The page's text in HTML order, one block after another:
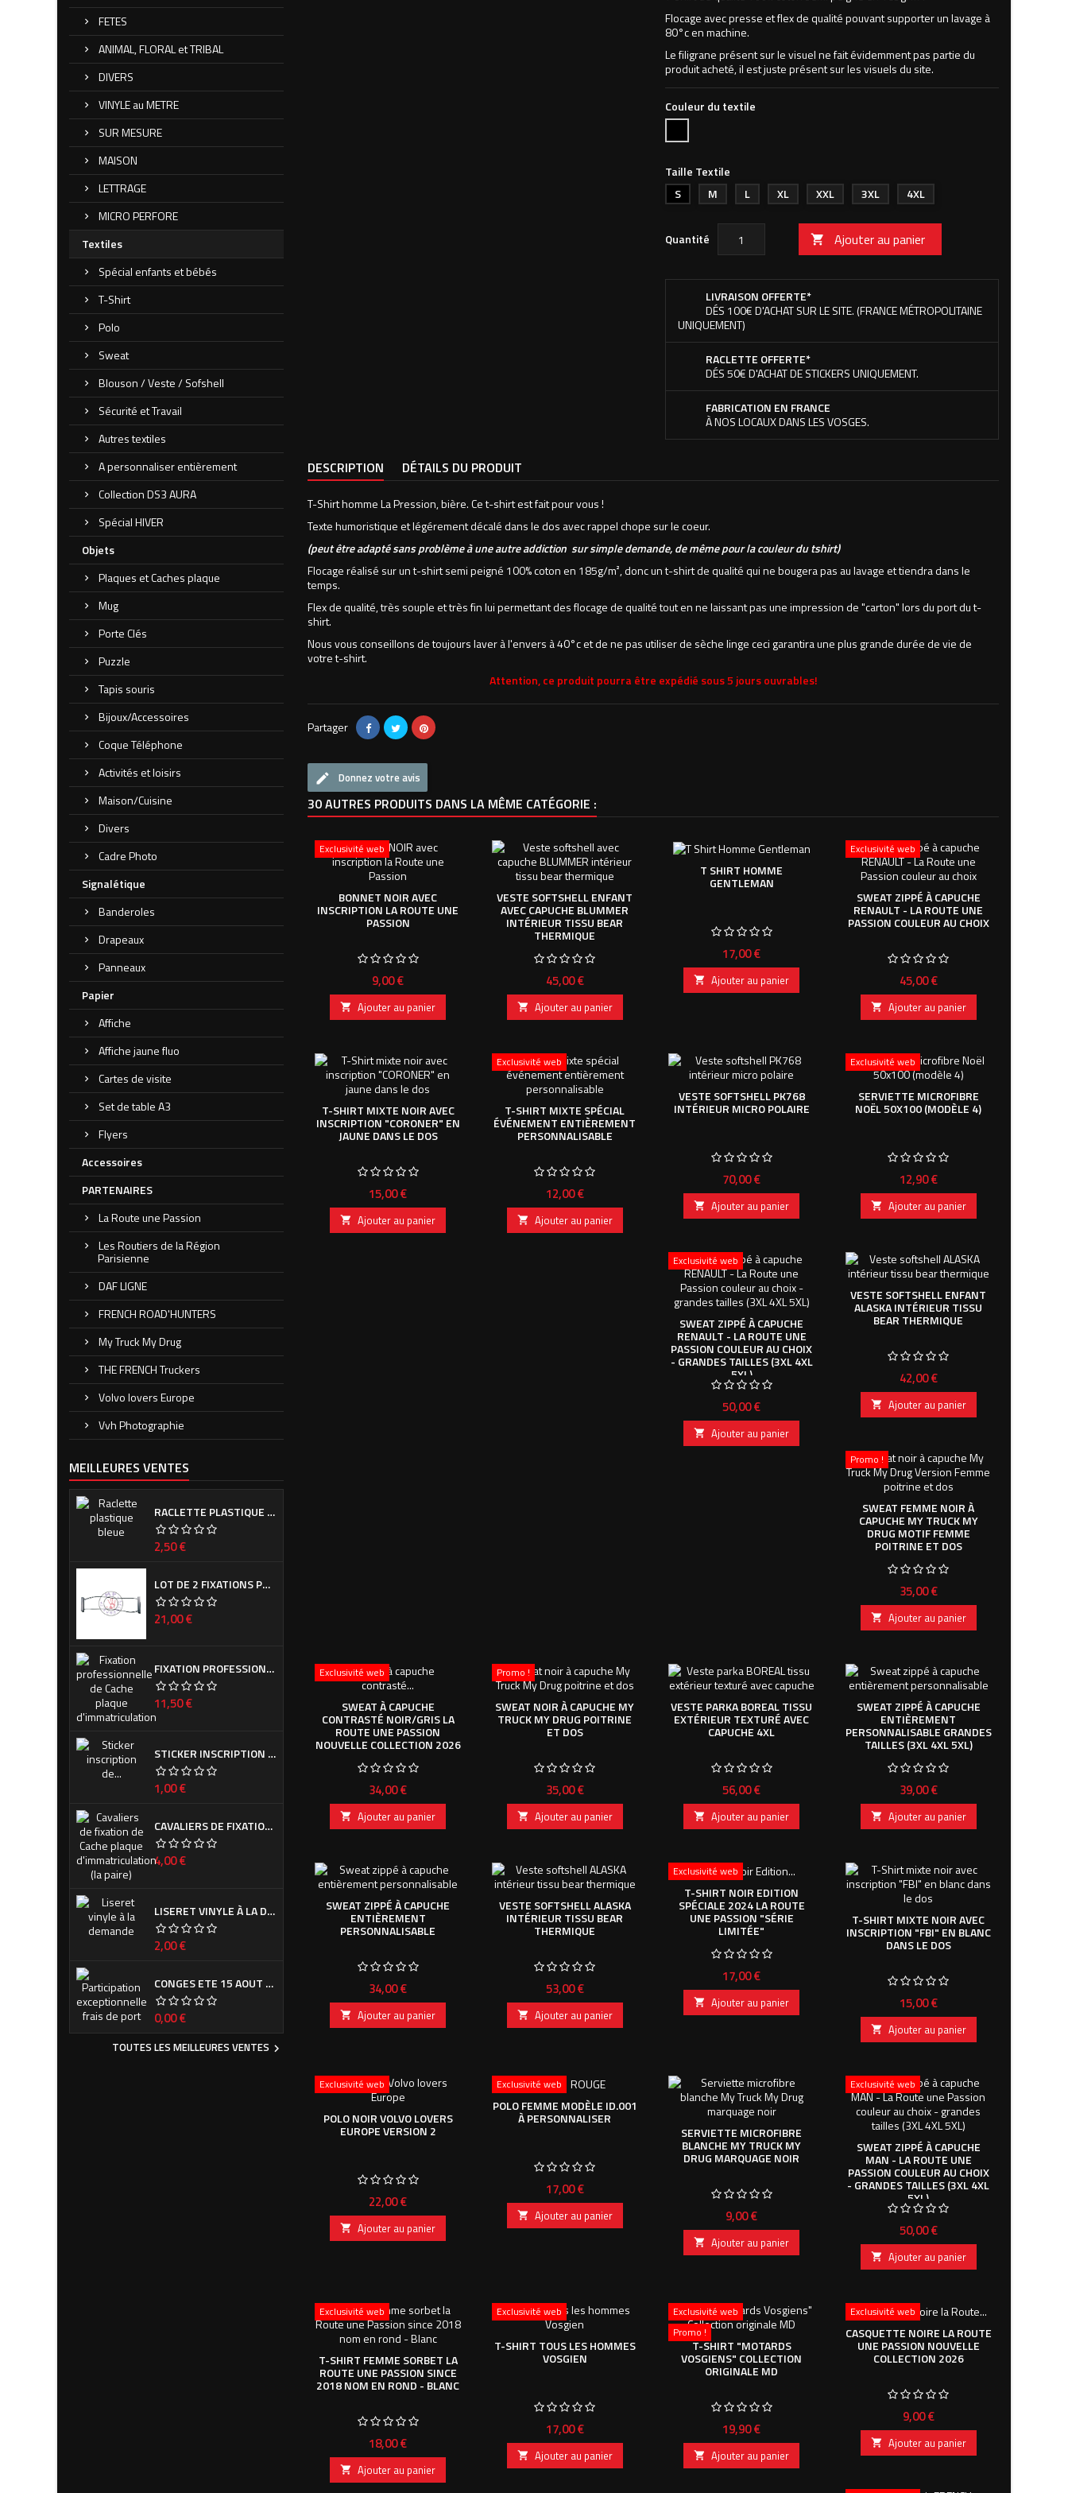
FETES
ANIMAL, FLORAL et TRIBAL
DIVERS
VINYLE au METRE
SUR MESURE
MAISON
LETTRAGE
MICRO PERFORE
Textiles
Spécial enfants et bébés
T-Shirt
Polo
Sweat
Blouson / Veste / Sofshell
Sécurité et Travail
Autres textiles
A personnaliser entièrement
Collection DS3 AURA
Spécial HIVER
Objets
Plaques et Caches plaque
Mug
Porte Clés
Puzzle
Tapis souris
Bijoux/Accessoires
Coque Téléphone
Activités et loisirs
Maison/Cuisine
Divers
Cadre Photo
Signalétique
Banderoles
Drapeaux
Panneaux
Papier
Affiche
Affiche jaune fluo
Cartes de visite
Set de table A3
Flyers
Accessoires
PARTENAIRES
La Route une Passion
Les Routiers de la Région
Parisienne
DAF LIGNE
FRENCH ROAD'HUNTERS
My Truck My Drug
THE FRENCH Truckers
Volvo lovers Europe
Vvh Photographie
MEILLEURES VENTES
RACLETTE PLASTIQUE BLEUE (OU VERTE SUIVANT ARRIVAGE)
Prix
2,50 €
LOT DE 2 FIXATIONS PROFESSIONNELLES DE CACHE PLAQUE D'IMMATRICULATION
Prix
21,00 €
FIXATION PROFESSIONNELLE DE CACHE PLAQUE D'IMMATRICULATION
Prix
11,50 €
STICKER INSCRIPTION DE CALANDRE PEUGEOT POUR 308 PHASE I ET II
Prix
1,00 €
CAVALIERS DE FIXATION DE CACHE PLAQUE D'IMMATRICULATION (LA PAIRE)
Prix
4,00 €
LISERET VINYLE À LA DEMANDE
Prix
2,00 €
CONGES ETE 15 AOUT - 7 SEPTEMBRE
Prix
0,00 €
TOUTES LES MEILLEURES VENTES 
Flocage avec presse et flex de qualité pouvant supporter un lavage à
80°c en machine.
Le filigrane présent sur le visuel ne fait évidemment pas partie du
produit acheté, il est juste présent sur les visuels du site.
Couleur du textile
Taille Textile
S
M L XL XXL 3XL 4XL
Quantité  Ajouter au panier
LIVRAISON OFFERTE*
DÉS 100€ D'ACHAT SUR LE SITE. (FRANCE MÉTROPOLITAINE
UNIQUEMENT)
RACLETTE OFFERTE*
DÉS 50€ D'ACHAT DE STICKERS UNIQUEMENT.
FABRICATION EN FRANCE
À NOS LOCAUX DANS LES VOSGES.
DESCRIPTION DÉTAILS DU PRODUIT
T-Shirt homme La Pression, bière. Ce t-shirt est fait pour vous !
Texte humoristique et légérement décalé dans le dos avec rappel chope sur le coeur.
(peut être adapté sans problème à une autre addiction sur simple demande, de même pour la couleur du tshirt)
Flocage réalisé sur un t-shirt semi peigné 100% coton en 185g/m², donc un t-shirt de qualité qui ne bougera pas au lavage et tiendra dans le
temps.
Flex de qualité, très souple et très fin lui permettant des flocage de qualité tout en ne laissant pas une impression de "carton" lors du port du t-
shirt.
Nous vous conseillons de toujours laver à l'envers à 40°c et de ne pas utiliser de sèche linge ceci garantira une plus grande durée de vie de
votre t-shirt.
Attention, ce produit pourra être expédié sous 5 jours ouvrables!
Partager
Donnez votre avis
30 AUTRES PRODUITS DANS LA MÊME CATÉGORIE :
Exclusivité web
BONNET NOIR AVEC
INSCRIPTION LA ROUTE UNE
PASSION
Prix
9,00 €
 Ajouter au panier
VESTE SOFTSHELL ENFANT
AVEC CAPUCHE BLUMMER
INTÉRIEUR TISSU BEAR
THERMIQUE
Prix
45,00 €
 Ajouter au panier
T SHIRT HOMME
GENTLEMAN
Prix
17,00 €
 Ajouter au panier
Exclusivité web
SWEAT ZIPPÉ À CAPUCHE
RENAULT - LA ROUTE UNE
PASSION COULEUR AU CHOIX
Prix
45,00 €
 Ajouter au panier
T-SHIRT MIXTE NOIR AVEC
INSCRIPTION "CORONER" EN
JAUNE DANS LE DOS
Prix
15,00 €
 Ajouter au panier
Exclusivité web
T-SHIRT MIXTE SPÉCIAL
ÉVÉNEMENT ENTIÈREMENT
PERSONNALISABLE
Prix
12,00 €
 Ajouter au panier
VESTE SOFTSHELL PK768
INTÉRIEUR MICRO POLAIRE
Prix
70,00 €
 Ajouter au panier
Exclusivité web
SERVIETTE MICROFIBRE
NOËL 50X100 (MODÈLE 4)
Prix
12,90 €
 Ajouter au panier
Exclusivité web
SWEAT ZIPPÉ À CAPUCHE
RENAULT - LA ROUTE UNE
PASSION COULEUR AU CHOIX
- GRANDES TAILLES (3XL 4XL
5XL)
Prix
50,00 €
 Ajouter au panier
VESTE SOFTSHELL ENFANT
ALASKA INTÉRIEUR TISSU
BEAR THERMIQUE
Prix
42,00 €
 Ajouter au panier
Promo !
SWEAT FEMME NOIR À
CAPUCHE MY TRUCK MY
DRUG MOTIF FEMME
POITRINE ET DOS
Prix
35,00 €
 Ajouter au panier
Exclusivité web
SWEAT À CAPUCHE
CONTRASTÉ NOIR/GRIS LA
ROUTE UNE PASSION
NOUVELLE COLLECTION 2026
Prix
34,00 €
 Ajouter au panier
Promo !
SWEAT NOIR À CAPUCHE MY
TRUCK MY DRUG POITRINE
ET DOS
Prix
35,00 €
 Ajouter au panier
VESTE PARKA BOREAL TISSU
EXTÉRIEUR TEXTURÉ AVEC
CAPUCHE 4XL
Prix
56,00 €
 Ajouter au panier
SWEAT ZIPPÉ À CAPUCHE
ENTIÈREMENT
PERSONNALISABLE GRANDES
TAILLES (3XL 4XL 5XL)
Prix
39,00 €
 Ajouter au panier
SWEAT ZIPPÉ À CAPUCHE
ENTIÈREMENT
PERSONNALISABLE
Prix
34,00 €
 Ajouter au panier
VESTE SOFTSHELL ALASKA
INTÉRIEUR TISSU BEAR
THERMIQUE
Prix
53,00 €
 Ajouter au panier
Exclusivité web
T-SHIRT NOIR EDITION
SPÉCIALE 2024 LA ROUTE
UNE PASSION "SÉRIE
LIMITÉE"
Prix
17,00 €
 Ajouter au panier
T-SHIRT MIXTE NOIR AVEC
INSCRIPTION "FBI" EN BLANC
DANS LE DOS
Prix
15,00 €
 Ajouter au panier
Exclusivité web
POLO NOIR VOLVO LOVERS
EUROPE VERSION 2
Prix
22,00 €
 Ajouter au panier
Exclusivité web
POLO FEMME MODÈLE ID.001
À PERSONNALISER
Prix
17,00 €
 Ajouter au panier
SERVIETTE MICROFIBRE
BLANCHE MY TRUCK MY
DRUG MARQUAGE NOIR
Prix
9,00 €
 Ajouter au panier
Exclusivité web
SWEAT ZIPPÉ À CAPUCHE
MAN - LA ROUTE UNE
PASSION COULEUR AU CHOIX
- GRANDES TAILLES (3XL 4XL
5XL)
Prix
50,00 €
 Ajouter au panier
Exclusivité web
T-SHIRT FEMME SORBET LA
ROUTE UNE PASSION SINCE
2018 NOM EN ROND - BLANC
Prix
18,00 €
 Ajouter au panier
Exclusivité web
T-SHIRT TOUS LES HOMMES
VOSGIEN
Prix
17,00 €
 Ajouter au panier
Exclusivité web
Promo !
T-SHIRT "MOTARDS
VOSGIENS" COLLECTION
ORIGINALE MD
Prix
19,90 €
 Ajouter au panier
Exclusivité web
CASQUETTE NOIRE LA ROUTE
UNE PASSION NOUVELLE
COLLECTION 2026
Prix
9,00 €
 Ajouter au panier